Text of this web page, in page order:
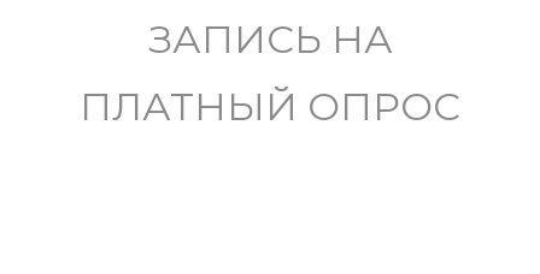
ЗАПИСЬ НА
ПЛАТНЫЙ ОПРОС